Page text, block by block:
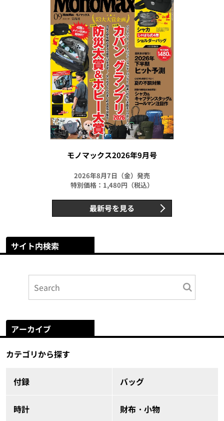
モノマックス2026年9月号
2026年8月7日（金）発売
特別価格：1,480円（税込）
最新号を見る
サイト内検索
アーカイブ
カテゴリから探す
付録 バッグ
時計 財布・小物